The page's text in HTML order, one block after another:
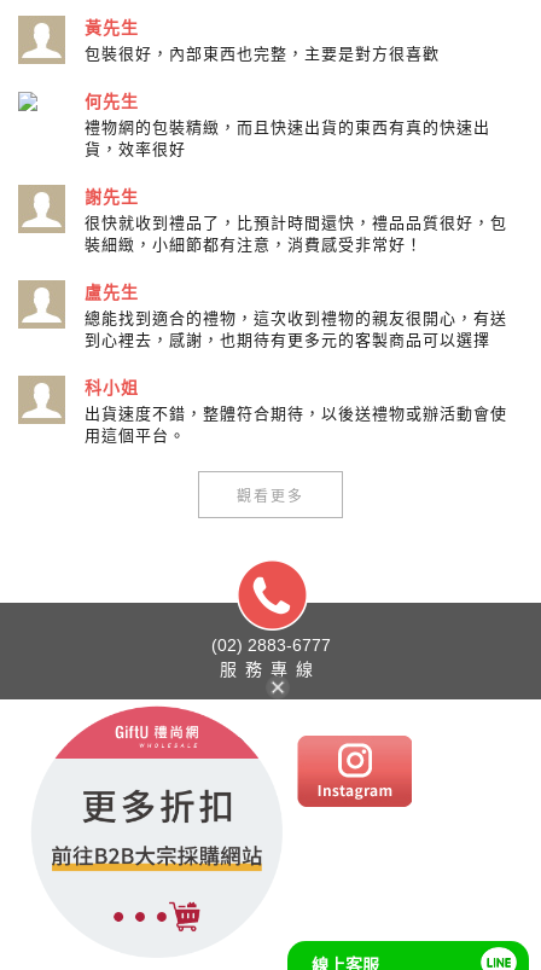
黃先生
包裝很好，內部東西也完整，主要是對方很喜歡
何先生
禮物網的包裝精緻，而且快速出貨的東西有真的快速出
貨，效率很好
謝先生
很快就收到禮品了，比預計時間還快，禮品品質很好，包
裝細緻，小細節都有注意，消費感受非常好！
盧先生
總能找到適合的禮物，這次收到禮物的親友很開心，有送
到心裡去，感謝，也期待有更多元的客製商品可以選擇
科小姐
出貨速度不錯，整體符合期待，以後送禮物或辦活動會使
用這個平台。
觀看更多
(02) 2883-6777
服務專線
線上客服